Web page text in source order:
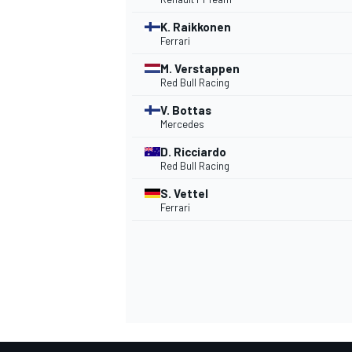
INDYCAR
K. Raikkonen
Ferrari
M. Verstappen
Red Bull Racing
V. Bottas
Mercedes
D. Ricciardo
Red Bull Racing
S. Vettel
Ferrari